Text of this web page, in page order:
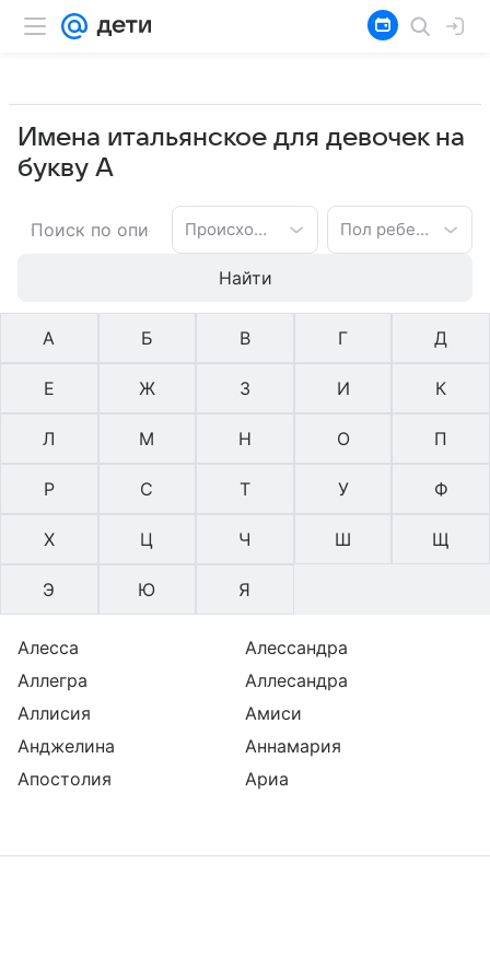
Имена итальянское для девочек на
букву А
Происхождение имени Пол ребенка
Найти
А Б В Г Д
Е Ж З И К
Л М Н О П
Р С Т У Ф
Х Ц Ч Ш Щ
Э Ю Я
Алесса
Алессандра
Аллегра
Аллесандра
Аллисия
Амиси
Анджелина
Аннамария
Апостолия
Ариа